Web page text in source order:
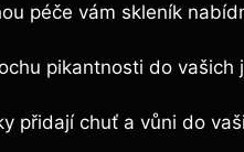
péče vám skleník
pikantnosti do vašich
přidají chuť a vůni do